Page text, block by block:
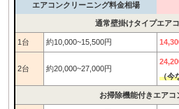
エアコンクリーニング料金相場
通常壁掛けタイプエアコ
1台 約10,000~15,500円
2台 約20,000~27,000円
（今
お掃除機能付きエアコ